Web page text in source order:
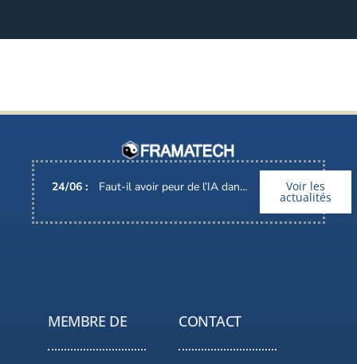
24/06 : Faut-il avoir peur de l’IA dans nos métiers ? Voir les
actualités
MEMBRE DE CONTACT